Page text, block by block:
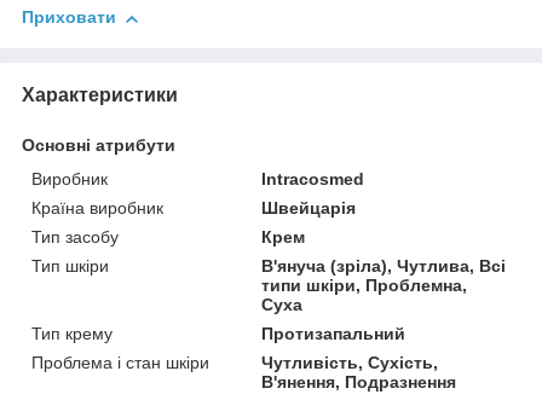
Приховати
Характеристики
Основні атрибути
Виробник
Intracosmed
Країна виробник
Швейцарія
Тип засобу
Крем
Тип шкіри
В'януча (зріла), Чутлива, Всі
типи шкіри, Проблемна,
Суха
Тип крему
Протизапальний
Проблема і стан шкіри
Чутливість, Сухість,
В'янення, Подразнення